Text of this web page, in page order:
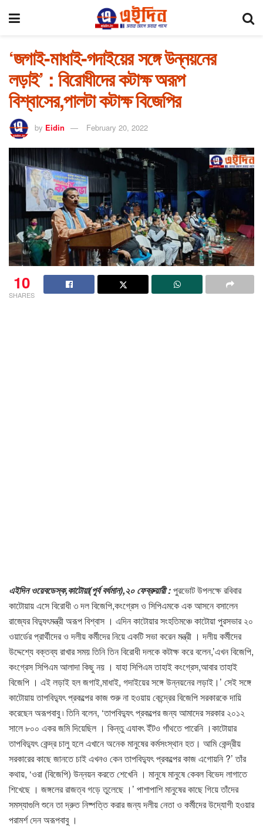
‘জগাই-মাধাই-গদাইয়ের সঙ্গে উন্নয়নের
লড়াই’ : বিরোধীদের কটাক্ষ অরূপ
বিশ্বাসের,পালটা কটাক্ষ বিজেপির
by Eidin February 20, 2022
10
SHARES
এইদিন ওয়েবডেস্ক,কাটোয়া(পূর্ব বর্ধমান),২০ ফেব্রুয়ারী :পুরভোট উপলক্ষে রবিবার
কাটোয়ায় এসে বিরোধী ৩ দল বিজেপি,কংগ্রেস ও সিপিএমকে এক আসনে বসালেন
রাজ্যের বিদ্যুৎমন্ত্রী অরূপ বিশ্বাস । এদিন কাটোয়ার সংহতিমঞ্চে কাটোয়া পুরসভার ২০
ওয়ার্ডের প্রার্থীদের ও দলীয় কর্মীদের নিয়ে একটি সভা করেন মন্ত্রী । দলীয় কর্মীদের
উদ্দেশ্যে বক্তব্য রাখার সময় তিনি তিন বিরোধী দলকে কটাক্ষ করে বলেন,’এখন বিজেপি,
কংগ্রেস সিপিএম আলাদা কিছু নয় । যাহা সিপিএম তাহাই কংগ্রেস,আবার তাহাই
বিজেপি । এই লড়াই হল জগাই,মাধাই, গদাইয়ের সঙ্গে উন্নয়নের লড়াই।’ সেই সঙ্গে
কাটোয়ায় তাপবিদ্যুৎ প্রকল্পের কাজ শুরু না হওয়ায় কেন্দ্রের বিজেপি সরকারকে দায়ি
করেছেন অরূপবাবু ৷ তিনি বলেন, ‘তাপবিদ্যুৎ প্রকল্পের জন্য আমাদের সরকার ২০১২
সালে ৮০০ একর জমি দিয়েছিল । কিন্তু এযাবৎ ইঁটও গাঁথতে পারেনি ।কাটোয়ার
তাপবিদ্যুৎ কেন্দ্র চালু হলে এখানে অনেক মানুষের কর্মসংস্থান হত। আমি কেন্দ্রীয়
সরকারের কাছে জানতে চাই এখনও কেন তাপবিদ্যুৎ প্রকল্পের কাজ এগোয়নি ?’ তাঁর
কথায়, ‘ওরা (বিজেপি) উন্নয়ন করতে শেখেনি । মানুষে মানুষে কেবল বিভেদ লাগাতে
শিখেছে । জঙ্গলের রাজত্ব গড়ে তুলেছে ।’ পাশাপাশি মানুষের কাছে গিয়ে তাঁদের
সমস্যাগুলি শুনে তা দ্রুত নিষ্পত্তি করার জন্য দলীয় নেতা ও কর্মীদের উদ্যোগী হওয়ার
পরামর্শ দেন অরূপবাবু ।